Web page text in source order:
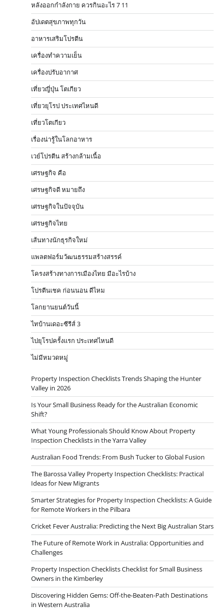
หลังออกกําลังกาย ควรกินอะไร 7 11
อัปเดตสุขภาพทุกวัน
อาหารเสริมโปรตีน
เครื่องทำความเย็น
เครื่องปรับอากาศ
เที่ยวญี่ปุ่น โตเกียว
เที่ยวยุโรป ประเทศไหนดี
เที่ยวโตเกียว
เรื่องน่ารู้ในโลกอาหาร
เวย์โปรตีน สร้างกล้ามเนื้อ
เศรษฐกิจ คือ
เศรษฐกิจดี หมายถึง
เศรษฐกิจในปัจจุบัน
เศรษฐกิจไทย
เส้นทางนักธุรกิจใหม่
แพลตฟอร์มวัฒนธรรมสร้างสรรค์
โครงสร้างทางการเมืองไทย มีอะไรบ้าง
โปรตีนเชค ก่อนนอน ดีไหม
โลกยานยนต์วันนี้
ไทบ้านเดอะซีรีส์ 3
ไปยุโรปครั้งแรก ประเทศไหนดี
ไม่มีหมวดหมู่
Property Inspection Checklists Trends Shaping the Hunter
Valley in 2026
Is Your Small Business Ready for the Australian Economic
Shift?
What Young Professionals Should Know About Property
Inspection Checklists in the Yarra Valley
Australian Food Trends: From Bush Tucker to Global Fusion
The Barossa Valley Property Inspection Checklists: Practical
Ideas for New Migrants
Smarter Strategies for Property Inspection Checklists: A Guide
for Remote Workers in the Pilbara
Cricket Fever Australia: Predicting the Next Big Australian Stars
The Future of Remote Work in Australia: Opportunities and
Challenges
Property Inspection Checklists Checklist for Small Business
Owners in the Kimberley
Discovering Hidden Gems: Off-the-Beaten-Path Destinations
in Western Australia